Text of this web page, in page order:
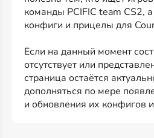
команды PCIFIC team CS2,
конфиги и прицелы для
Если на данный момент
отсутствует или
страница остаётся
дополняться по мере
и обновления их конфигов